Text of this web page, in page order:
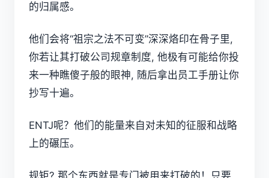
的归属感。
他们会将“祖宗之法不可变”深深烙印在骨子里,
你若让其打破公司规章制度, 他极有可能给你投
来一种瞧傻子般的眼神, 随后拿出员工手册让你
抄写十遍。
ENTJ呢？他们的能量来自对未知的征服和战略
上的碾压。
规矩? 那个东西就是专门被用来打破的！只要